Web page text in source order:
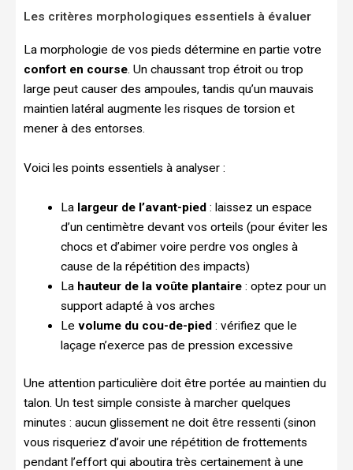
Les critères morphologiques essentiels à évaluer
La morphologie de vos pieds détermine en partie votre
confort en course. Un chaussant trop étroit ou trop
large peut causer des ampoules, tandis qu’un mauvais
maintien latéral augmente les risques de torsion et
mener à des entorses.
Voici les points essentiels à analyser :
La largeur de l’avant-pied: laissez un espace
d’un centimètre devant vos orteils (pour éviter les
chocs et d’abimer voire perdre vos ongles à
cause de la répétition des impacts)
La hauteur de la voûte plantaire: optez pour un
support adapté à vos arches
Le volume du cou-de-pied: vérifiez que le
laçage n’exerce pas de pression excessive
Une attention particulière doit être portée au maintien du
talon. Un test simple consiste à marcher quelques
minutes : aucun glissement ne doit être ressenti (sinon
vous risqueriez d’avoir une répétition de frottements
pendant l’effort qui aboutira très certainement à une